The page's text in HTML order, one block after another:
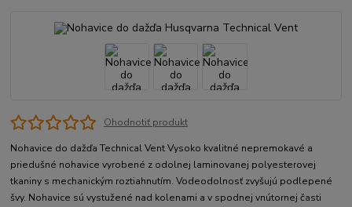
Ohodnotiť produkt
Nohavice do dažďa Technical Vent Vysoko kvalitné nepremokavé a
priedušné nohavice vyrobené z odolnej laminovanej polyesterovej
tkaniny s mechanickým roztiahnutím. Vodeodolnosť zvyšujú podlepené
švy. Nohavice sú vystužené nad kolenami a v spodnej vnútornej časti